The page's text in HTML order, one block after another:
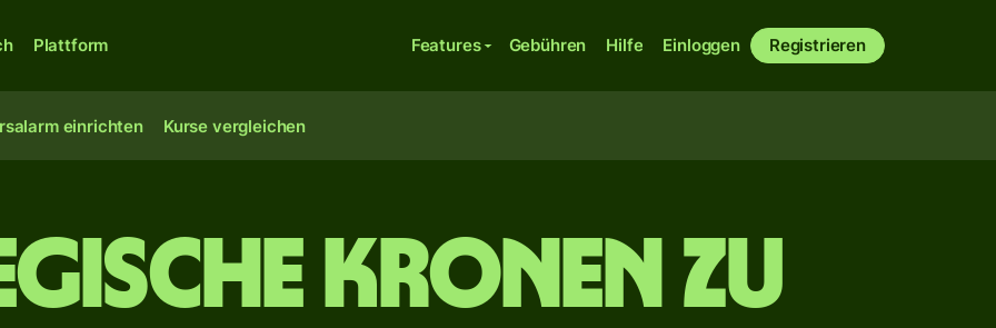
Plattform Features Gebühren Hilfe Einloggen Registrieren
einrichten Kurse vergleichen
Kronen zu